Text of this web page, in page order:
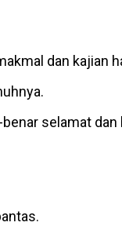
dan kajian
selamat